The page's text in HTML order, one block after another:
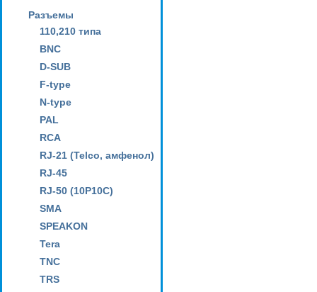
Разъемы
110,210 типа
BNC
D-SUB
F-type
N-type
PAL
RCA
RJ-21 (Telco, амфенол)
RJ-45
RJ-50 (10P10C)
SMA
SPEAKON
Tera
TNC
TRS